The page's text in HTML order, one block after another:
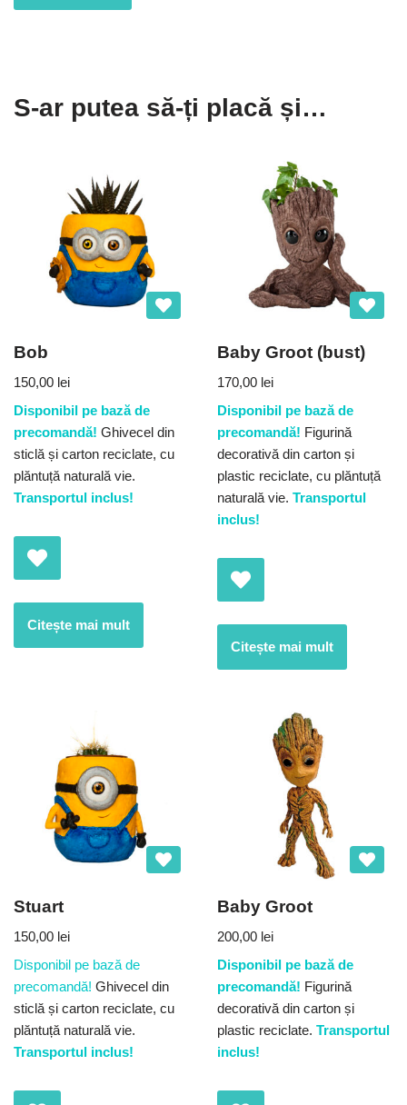
S-ar putea să-ți placă și…
Bob
150,00 lei
Disponibil pe bază de
precomandă! Ghivecel din
sticlă și carton reciclate, cu
plăntuță naturală vie.
Transportul inclus!
Citește mai mult
Baby Groot (bust)
170,00 lei
Disponibil pe bază de
precomandă! Figurină
decorativă din carton și
plastic reciclate, cu plăntuță
naturală vie. Transportul
inclus!
Citește mai mult
Stuart
150,00 lei
Disponibil pe bază de
precomandă! Ghivecel din
sticlă și carton reciclate, cu
plăntuță naturală vie.
Transportul inclus!
Baby Groot
200,00 lei
Disponibil pe bază de
precomandă! Figurină
decorativă din carton și
plastic reciclate. Transportul
inclus!